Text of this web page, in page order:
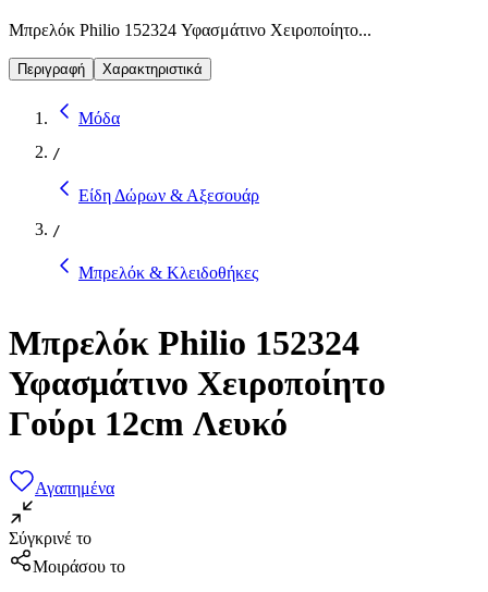
Μπρελόκ Philio 152324 Υφασμάτινο Χειροποίητο...
Περιγραφή Χαρακτηριστικά
Μόδα
/
Είδη Δώρων & Αξεσουάρ
/
Μπρελόκ & Κλειδοθήκες
Μπρελόκ Philio 152324
Υφασμάτινο Χειροποίητο
Γούρι 12cm Λευκό
Αγαπημένα
Σύγκρινέ το
Μοιράσου το